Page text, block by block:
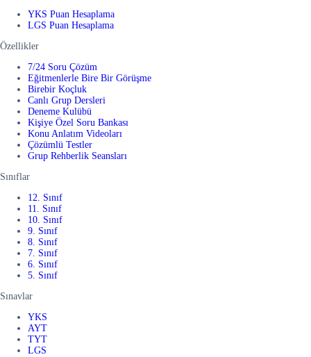
YKS Puan Hesaplama
LGS Puan Hesaplama
Özellikler
7/24 Soru Çözüm
Eğitmenlerle Bire Bir Görüşme
Birebir Koçluk
Canlı Grup Dersleri
Deneme Kulübü
Kişiye Özel Soru Bankası
Konu Anlatım Videoları
Çözümlü Testler
Grup Rehberlik Seansları
Sınıflar
12. Sınıf
11. Sınıf
10. Sınıf
9. Sınıf
8. Sınıf
7. Sınıf
6. Sınıf
5. Sınıf
Sınavlar
YKS
AYT
TYT
LGS